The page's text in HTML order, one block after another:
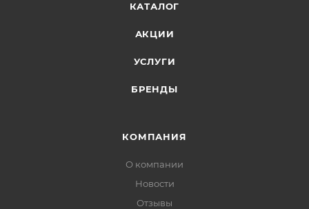
КАТАЛОГ
АКЦИИ
УСЛУГИ
БРЕНДЫ
КОМПАНИЯ
О компании
Новости
Отзывы